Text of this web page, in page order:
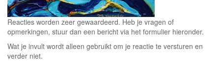
Reacties worden zeer gewaardeerd. Heb je vragen of
opmerkingen, stuur dan een bericht via het formulier hieronder.
Wat je invult wordt alleen gebruikt om je reactie te versturen en
verder niet.